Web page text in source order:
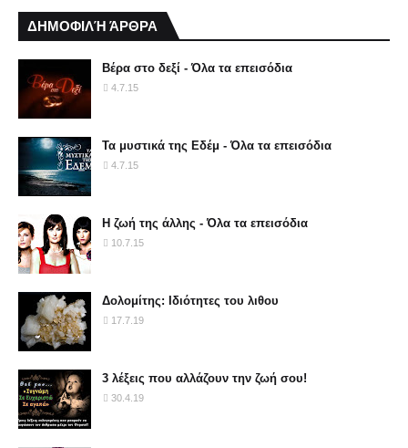
ΔΗΜΟΦΙΛΉ ΆΡΘΡΑ
Βέρα στο δεξί - Όλα τα επεισόδια
4.7.15
Τα μυστικά της Εδέμ - Όλα τα επεισόδια
4.7.15
Η ζωή της άλλης - Όλα τα επεισόδια
10.7.15
Δολομίτης: Ιδιότητες του λιθου
17.7.19
3 λέξεις που αλλάζουν την ζωή σου!
30.4.19